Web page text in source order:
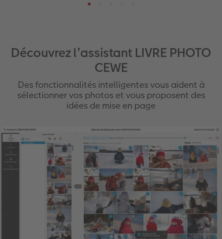
Découvrez l’assistant LIVRE PHOTO
CEWE
Des fonctionnalités intelligentes vous aident à
sélectionner vos photos et vous proposent des
idées de mise en page